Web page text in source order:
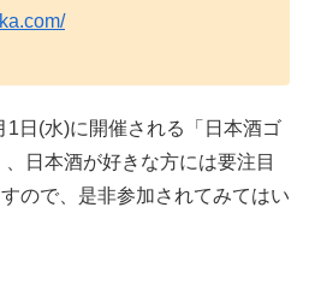
1日(水)に開催される「日本酒ゴ
日本酒が好きな方には要注目
ので、是非参加されてみてはい